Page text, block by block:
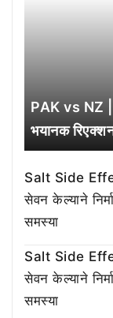
PAK vs NZ |
भयानक
Salt Side
सेवन केल्याने
समस्या
Salt Side
सेवन केल्याने
समस्या